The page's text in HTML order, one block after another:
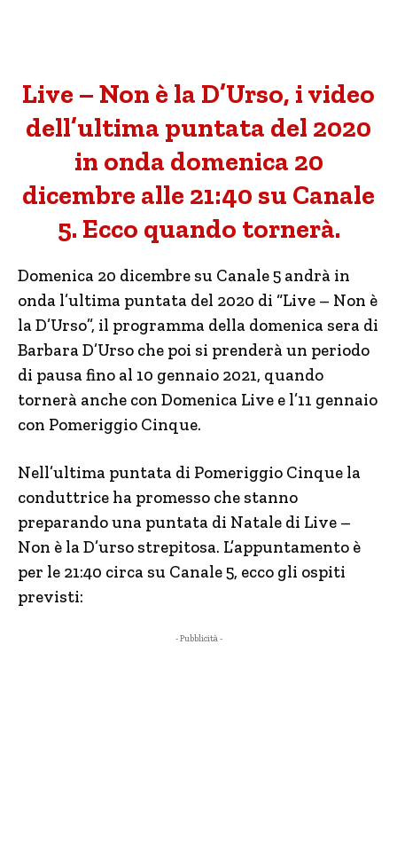
Live – Non è la D’Urso, i video
dell’ultima puntata del 2020
in onda domenica 20
dicembre alle 21:40 su Canale
5. Ecco quando tornerà.
Domenica 20 dicembre su Canale 5 andrà in
onda l’ultima puntata del 2020 di “Live – Non è
la D’Urso”, il programma della domenica sera di
Barbara D’Urso che poi si prenderà un periodo
di pausa fino al 10 gennaio 2021, quando
tornerà anche con Domenica Live e l’11 gennaio
con Pomeriggio Cinque.
Nell’ultima puntata di Pomeriggio Cinque la
conduttrice ha promesso che stanno
preparando una puntata di Natale di Live –
Non è la D’urso strepitosa. L’appuntamento è
per le 21:40 circa su Canale 5, ecco gli ospiti
previsti:
- Pubblicità -